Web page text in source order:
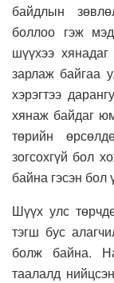
байдлын
боллоо гэж
шүүхээ хянадаг
зарлаж байгаа
хэрэгтээ
хянаж байдаг
төрийн
зогсохгүй бол
байна гэсэн
Шүүх улс
тэгш бус
болж байна.
таалалд